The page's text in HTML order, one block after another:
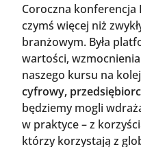
Coroczna konferencja
czymś więcej niż
branżowym. Była
wartości,
naszego kursu na
cyfrowy,
będziemy mogli
w praktyce – z
którzy korzystają z